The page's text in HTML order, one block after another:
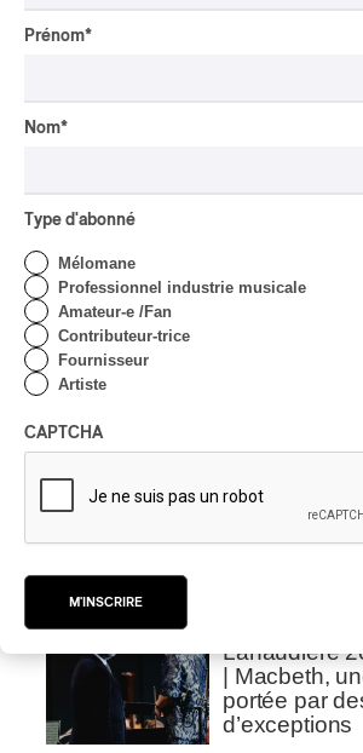
MAORI
AUTOCHTONE/
musique
Domaine
passions
Barton Pine
Lanaudière
| Macbeth,
portée par
d’exceptions
Prénom*
Nom*
Type d'abonné
Mélomane
Professionnel industrie musicale
Amateur-e /Fan
Contributeur-trice
Fournisseur
Artiste
CAPTCHA
M'INSCRIRE